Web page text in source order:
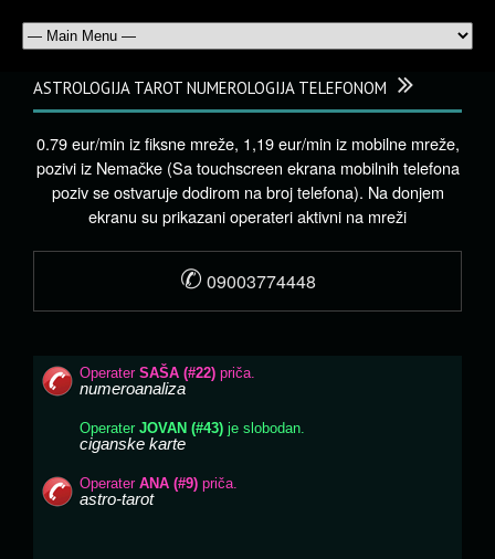
ASTROLOGIJA TAROT NUMEROLOGIJA TELEFONOM
0.79 eur/min iz fiksne mreže, 1,19 eur/min iz mobilne mreže,
pozivi iz Nemačke (Sa touchscreen ekrana mobilnih telefona
poziv se ostvaruje dodirom na broj telefona). Na donjem
ekranu su prikazani operateri aktivni na mreži
✆ 09003774448